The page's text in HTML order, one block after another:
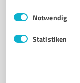
Impressum
Einwilligungsauswahl
Notwendig
Statistiken
ntl-spedition.com/